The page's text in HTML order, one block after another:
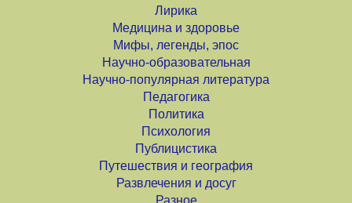
Лирика
Медицина и здоровье
Мифы, легенды, эпос
Научно-образовательная
Научно-популярная литература
Педагогика
Политика
Психология
Публицистика
Путешествия и география
Развлечения и досуг
Разное